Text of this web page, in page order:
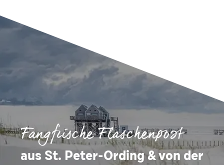
Fangfrische Flaschenpost
aus St. Peter-Ording & von der